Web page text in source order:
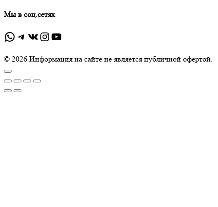
Мы в соц.сетях
WhatsApp
Telegram
ВКонтакте
Instagram
YouTube
© 2026 Информация на сайте не является публичной офертой.